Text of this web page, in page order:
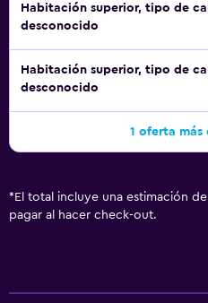
Habitación superior, tipo de
desconocido
Habitación superior, tipo de
desconocido
1 oferta más
* El total incluye una estimación
pagar al hacer check-out.